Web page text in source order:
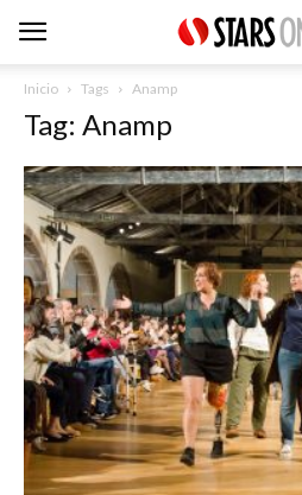
Inicio Tags Anamp
Tag: Anamp